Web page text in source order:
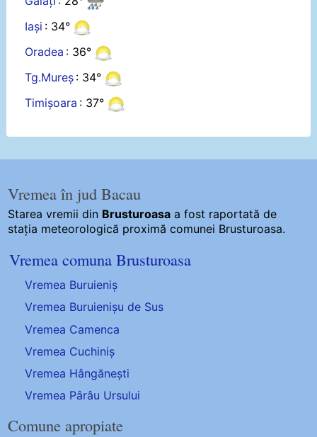
Iași : 34°
Oradea : 36°
Tg.Mureș : 34°
Timișoara : 37°
Vremea în jud Bacau
Starea vremii din Brusturoasa a fost raportată de
stația meteorologică proximă comunei Brusturoasa.
Vremea comuna Brusturoasa
Vremea Buruieniș
Vremea Buruienișu de Sus
Vremea Camenca
Vremea Cuchiniș
Vremea Hângănești
Vremea Pârâu Ursului
Comune apropiate